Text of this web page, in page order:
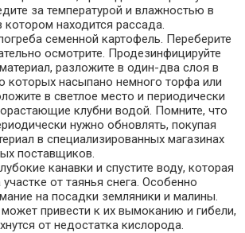
за температурой и влажностью в
находится рассада.
семенной картофель. Переберите
осмотрите. Продезинфицируйте
разложите в один-два слоя в
которых насыпано немного торфа или
в светлое место и периодически
клубни водой. Помните, что
нужно обновлять, покупая
в специализированных магазинах
поставщиков.
канавки и спустите воду, которая
от таянья снега. Особенно
на посадки земляники и малины.
привести к их вымоканию и гибели,
от недостатка кислорода.